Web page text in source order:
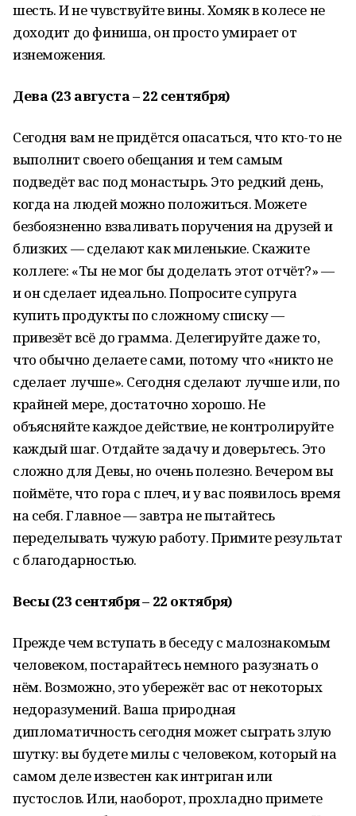
шесть. И не чувствуйте вины. Хомяк в колесе не
доходит до финиша, он просто умирает от
изнеможения.
Дева (23 августа – 22 сентября)
Сегодня вам не придётся опасаться, что кто-то не
выполнит своего обещания и тем самым
подведёт вас под монастырь. Это редкий день,
когда на людей можно положиться. Можете
безбоязненно взваливать поручения на друзей и
близких — сделают как миленькие. Скажите
коллеге: «Ты не мог бы доделать этот отчёт?» —
и он сделает идеально. Попросите супруга
купить продукты по сложному списку —
привезёт всё до грамма. Делегируйте даже то,
что обычно делаете сами, потому что «никто не
сделает лучше». Сегодня сделают лучше или, по
крайней мере, достаточно хорошо. Не
объясняйте каждое действие, не контролируйте
каждый шаг. Отдайте задачу и доверьтесь. Это
сложно для Девы, но очень полезно. Вечером вы
поймёте, что гора с плеч, и у вас появилось время
на себя. Главное — завтра не пытайтесь
переделывать чужую работу. Примите результат
с благодарностью.
Весы (23 сентября – 22 октября)
Прежде чем вступать в беседу с малознакомым
человеком, постарайтесь немного разузнать о
нём. Возможно, это убережёт вас от некоторых
недоразумений. Ваша природная
дипломатичность сегодня может сыграть злую
шутку: вы будете милы с человеком, который на
самом деле известен как интриган или
пустослов. Или, наоборот, прохладно примете